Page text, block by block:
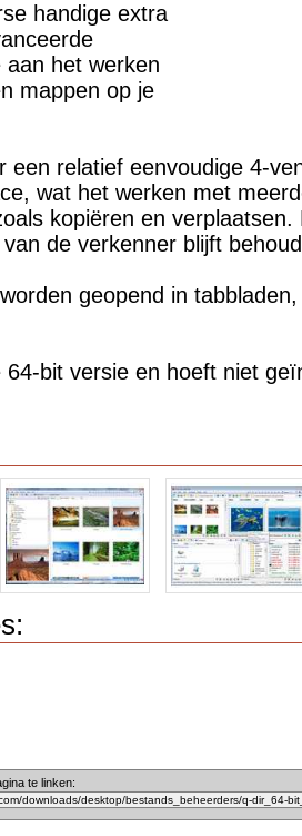
handige extra
het werken
mappen op je
een relatief eenvoudige 4-
wat het werken met
kopiëren en
de verkenner blijft
geopend in
64-bit versie en hoeft niet
te linken: